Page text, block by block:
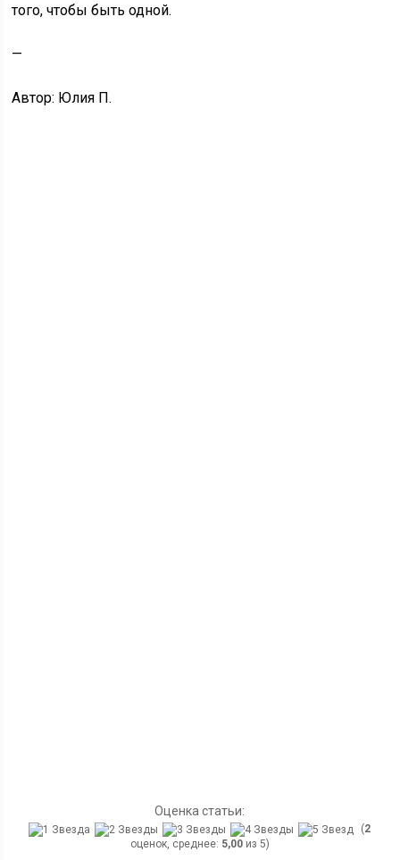
того, чтобы быть одной.
—
Автор: Юлия П.
Оценка статьи:
(2
оценок, среднее: 5,00из 5)